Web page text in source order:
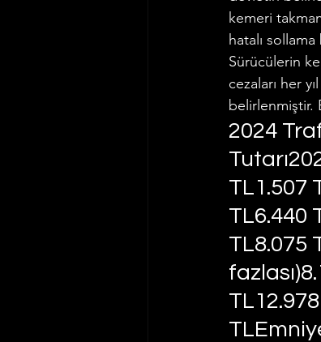
Vergi Hukuku
kemeri
hatalı
Sürücülerin
cezaları her
belirlenmiştir.
2024
TL1.507
TL6.440
TL8.075